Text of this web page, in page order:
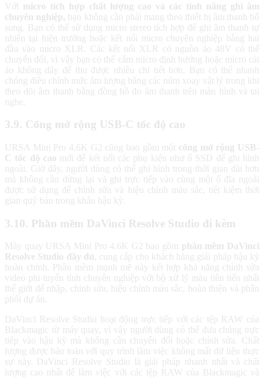
Với micro tích hợp chất lượng cao và các tính năng ghi âm
chuyên nghiệp, bạn không cần phải mang theo thiết bị âm thanh bổ
sung. Bạn có thể sử dụng micro stereo tích hợp để ghi âm thanh tự
nhiên tại hiện trường hoặc kết nối micro chuyên nghiệp bằng hai
đầu vào micro XLR. Các kết nối XLR có nguồn ảo 48V có thể
chuyển đổi, vì vậy bạn có thể cắm micro định hướng hoặc micro cài
áo không dây để thu được nhiều chi tiết hơn. Bạn có thể nhanh
chóng điều chỉnh mức âm lượng bằng các núm xoay vật lý trong khi
theo dõi âm thanh bằng đồng hồ đo âm thanh trên màn hình và tai
nghe.
3.9. Cổng mở rộng USB-C tốc độ cao
URSA Mini Pro 4.6K G2 cũng bao gồm một cổng mở rộng USB-
C tốc độ cao
mới để kết nối các phụ kiện như ổ SSD để ghi hình
ngoài. Giờ đây, người dùng có thể ghi hình trong thời gian dài hơn
mà không cần dừng lại và ghi trực tiếp vào cùng một ổ đĩa ngoài
được sử dụng để chỉnh sửa và hiệu chỉnh màu sắc, tiết kiệm thời
gian quý báu trong khâu hậu kỳ.
3.10. Phần mềm DaVinci Resolve Studio đi kèm
Máy quay URSA Mini Pro 4.6K G2 bao gồm phần mềm DaVinci
Resolve Studio đầy đủ , cung cấp cho khách hàng giải pháp hậu kỳ
hoàn chỉnh. Phần mềm mạnh mẽ này kết hợp khả năng chỉnh sửa
video phi tuyến tính chuyên nghiệp với bộ xử lý màu tiên tiến nhất
thế giới để nhập, chỉnh sửa, hiệu chỉnh màu sắc, hoàn thiện và phân
phối dự án.
DaVinci Resolve Studio hoạt động trực tiếp với các tệp RAW của
Blackmagic từ máy quay, vì vậy người dùng có thể đưa chúng trực
tiếp vào hậu kỳ mà không cần chuyển đổi hoặc chỉnh sửa. Chất
lượng được bảo toàn với quy trình làm việc không mất dữ liệu thực
sự này. DaVinci Resolve Studio là giải pháp nhanh nhất và chất
lượng cao nhất để làm việc với các tệp RAW của Blackmagic và